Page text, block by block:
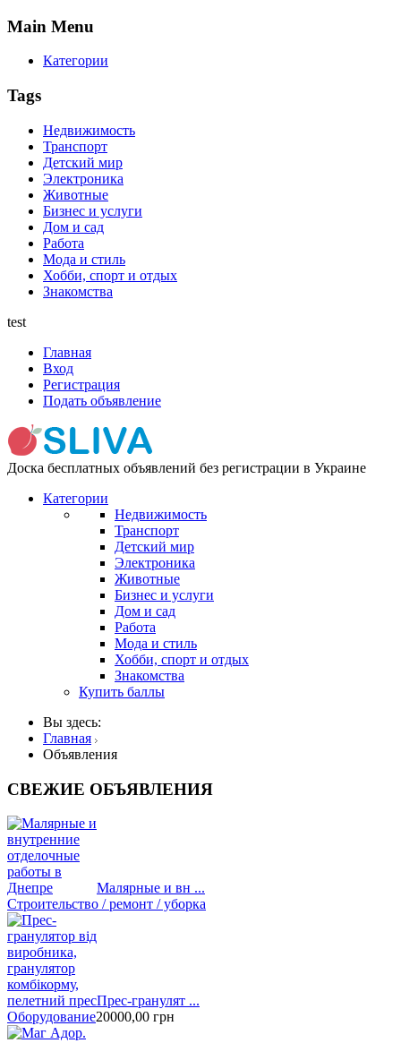
Main Menu
Категории
Tags
Недвижимость
Транспорт
Детский мир
Электроника
Животные
Бизнес и услуги
Дом и сад
Работа
Мода и стиль
Хобби, спорт и отдых
Знакомства
test
Главная
Вход
Регистрация
Подать объявление
Доска бесплатных объявлений без регистрации в Украине
Категории
Недвижимость
Транспорт
Детский мир
Электроника
Животные
Бизнес и услуги
Дом и сад
Работа
Мода и стиль
Хобби, спорт и отдых
Знакомства
Купить баллы
Вы здесь:
Главная
Объявления
СВЕЖИЕ ОБЪЯВЛЕНИЯ
Малярные и вн ...
Строительство / ремонт / уборка
Прес-гранулят ...
Оборудование20000,00 грн